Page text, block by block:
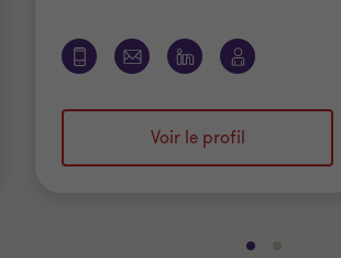
Voir le profil